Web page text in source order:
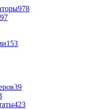
978
153
39
423